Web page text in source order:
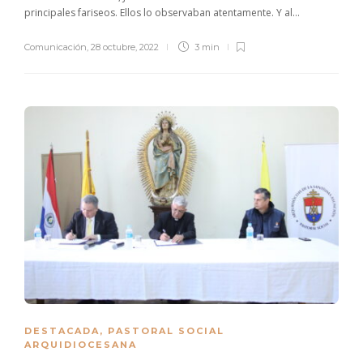
principales fariseos. Ellos lo observaban atentamente. Y al...
Comunicación 28 octubre, 2022 3 min
DESTACADA, PASTORAL SOCIAL
ARQUIDIOCESANA